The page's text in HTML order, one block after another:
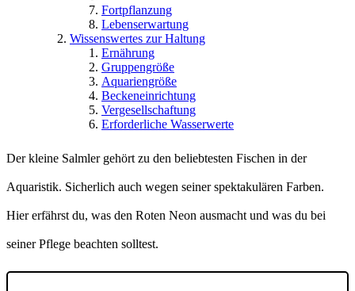
Fortpflanzung
Lebenserwartung
Wissenswertes zur Haltung
Ernährung
Gruppengröße
Aquariengröße
Beckeneinrichtung
Vergesellschaftung
Erforderliche Wasserwerte
Der kleine Salmler gehört zu den beliebtesten Fischen in der
Aquaristik. Sicherlich auch wegen seiner spektakulären Farben.
Hier erfährst du, was den Roten Neon ausmacht und was du bei
seiner Pflege beachten solltest.